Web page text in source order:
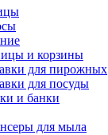
и корзины
для пирожных
для посуды
и банки
для мыла